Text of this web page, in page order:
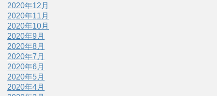
2020年12月
2020年11月
2020年10月
2020年9月
2020年8月
2020年7月
2020年6月
2020年5月
2020年4月